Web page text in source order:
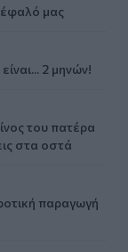
μας
2 μηνών!
του πατέρα
στα οστά
παραγωγή